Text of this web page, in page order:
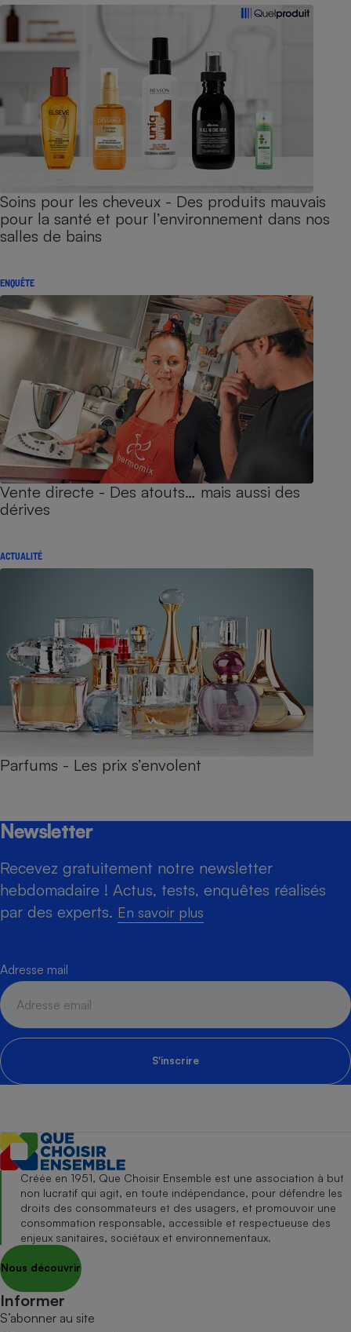
Soins pour les cheveux - Des produits mauvais
pour la santé et pour l’environnement dans nos
salles de bains
ENQUÊTE
Vente directe - Des atouts… mais aussi des
dérives
ACTUALITÉ
Parfums - Les prix s’envolent
Newsletter
Recevez gratuitement notre newsletter
hebdomadaire ! Actus, tests, enquêtes réalisés
par des experts. En savoir plus
Adresse mail
S'inscrire
Créée en 1951, Que Choisir Ensemble est une association à but
non lucratif qui agit, en toute indépendance, pour défendre les
droits des consommateurs et des usagers, et promouvoir une
consommation responsable, accessible et respectueuse des
enjeux sanitaires, sociétaux et environnementaux.
Nous découvrir
Informer
S’abonner au site